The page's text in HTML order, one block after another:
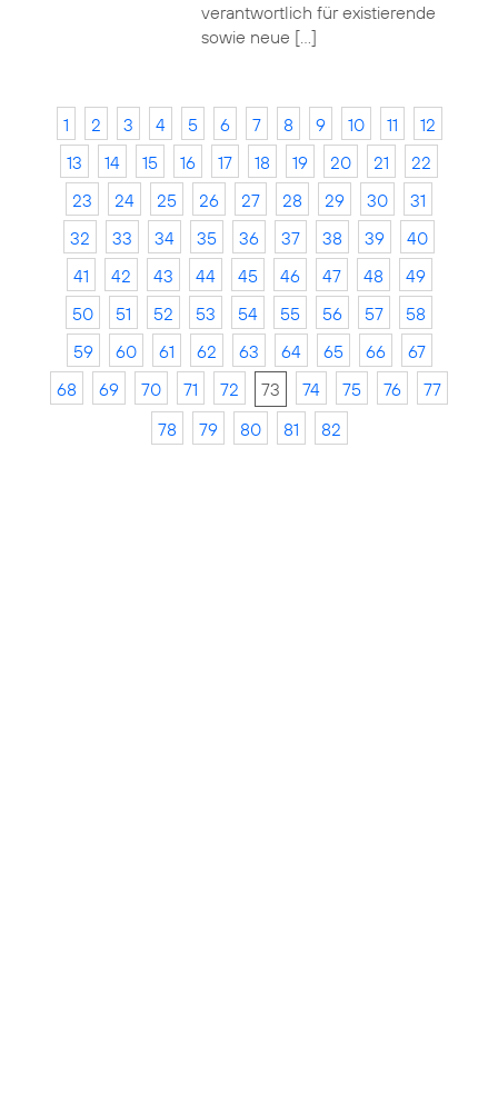
verantwortlich für existierende
sowie neue […]
1 2 3 4 5 6 7 8 9 10 11
12
13
14 15 16 17 18 19 20 21
22
23
24 25 26 27 28 29 30
31
32
33 34 35 36 37 38 39
40
41
42 43 44 45 46 47 48
49
50
51 52 53 54 55 56 57
58
59
60 61 62 63 64 65 66
67
68
69 70 71 72 73 74 75 76
77
78
79 80 81 82